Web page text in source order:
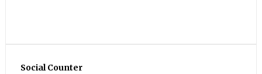
Social Counter